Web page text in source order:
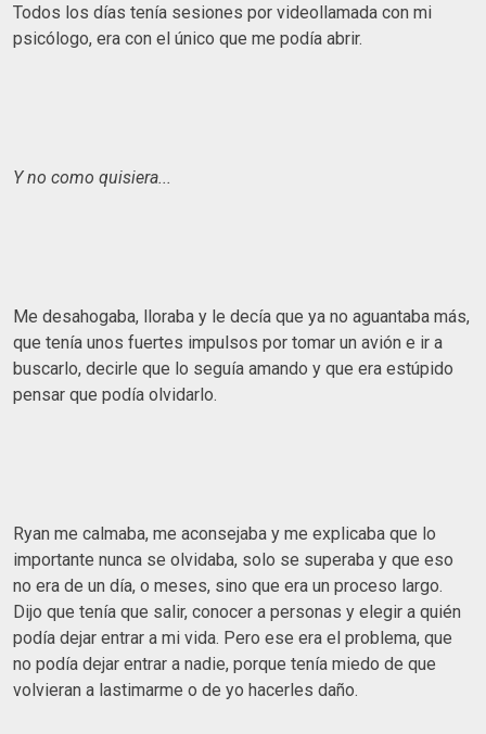
Todos los días tenía sesiones por videollamada con mi
psicólogo, era con el único que me podía abrir.
Y no como quisiera...
Me desahogaba, lloraba y le decía que ya no aguantaba más,
que tenía unos fuertes impulsos por tomar un avión e ir a
buscarlo, decirle que lo seguía amando y que era estúpido
pensar que podía olvidarlo.
Ryan me calmaba, me aconsejaba y me explicaba que lo
importante nunca se olvidaba, solo se superaba y que eso
no era de un día, o meses, sino que era un proceso largo.
Dijo que tenía que salir, conocer a personas y elegir a quién
podía dejar entrar a mi vida. Pero ese era el problema, que
no podía dejar entrar a nadie, porque tenía miedo de que
volvieran a lastimarme o de yo hacerles daño.